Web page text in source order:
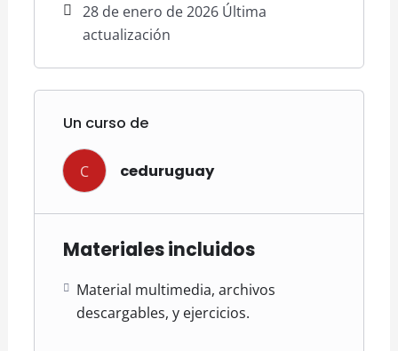
28 de enero de 2026 Última
actualización
Un curso de
C ceduruguay
Materiales incluidos
Material multimedia, archivos
descargables, y ejercicios.